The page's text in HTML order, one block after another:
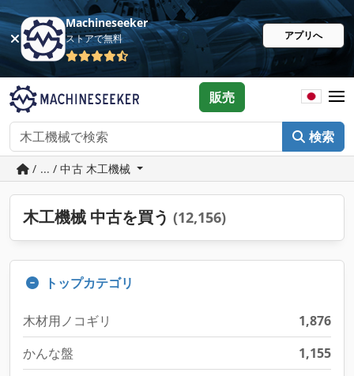
Machineseeker
ストアで無料 アプリへ
検索
販売
/ ... / 中古 木工機械
木工機械 中古を買う (12,156)
トップカテゴリ
木材用ノコギリ
1,876
かんな盤
1,155